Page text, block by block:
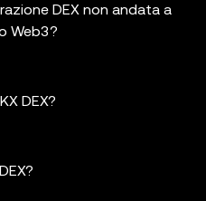
DEX non andata a
Web3?
DEX?